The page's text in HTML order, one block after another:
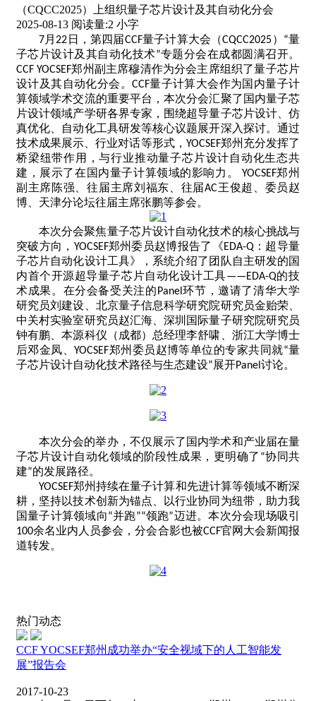
（CQCC2025）上组织量子芯片设计及其自动化分会
2025-08-13 阅读量:2 小字
7月 22 日，第四届CCF量子计算大会（CQCC2025） “量
子芯片设计及其自动化技术”专题分会在成都圆满召开。
CCF YOCSEF郑州副主席穆清作为分会主席组织了量子芯片
设计及其自动化分会。 CCF量子计算大会作为国内量子计
算领域学术交流的重要平台，本次分会汇聚了国内量子芯
片设计领域产学研各界专家，围绕超导量子芯片设计、仿
真优化、自动化工具研发等核心议题展开深入探讨。通过
技术成果展示、行业对话等形式， YOCSEF郑州充分发挥了
桥梁纽带作用，与行业推动量子芯片设计自动化生态共
建，展示了在国内量子计算领域的影响力。 YOCSEF郑州
副主席陈强、往届主席刘福东、往届AC王俊超、委员赵
博、天津分论坛往届主席张鹏等参会。
本次分会聚焦量子芯片设计自动化技术的核心挑战与
突破方向， YOCSEF郑州委员赵博报告了《EDA-Q：超导量
子芯片自动化设计工具》，系统介绍了团队自主研发的国
内首个开源超导量子芯片自动化设计工具——EDA-Q的技
术成果。在分会备受关注的 Panel 环节，邀请了清华大学
研究员刘建设、北京量子信息科学研究院研究员金贻荣、
中关村实验室研究员赵汇海、深圳国际量子研究院研究员
钟有鹏、本源科仪（成都）总经理李舒啸、浙江大学博士
后邓金凤、YOCSEF郑州委员赵博等单位的专家共同就“量
子芯片设计自动化技术路径与生态建设”展开Panel 讨论。
本次分会的举办，不仅展示了国内学术和产业届在量
子芯片设计自动化领域的阶段性成果，更明确了 “协同共
建”的发展路径。
YOCSEF郑州持续在量子计算和先进计算等领域不断深
耕，坚持以技术创新为锚点、以行业协同为纽带，助力我
国量子计算领域向“并跑”“领跑”迈进。本次分会现场吸引
100余名业内人员参会，分会合影也被CCF官网大会新闻报
道转发。
热门动态
CCF YOCSEF郑州成功举办“安全视域下的人工智能发
展”报告会
2017-10-23